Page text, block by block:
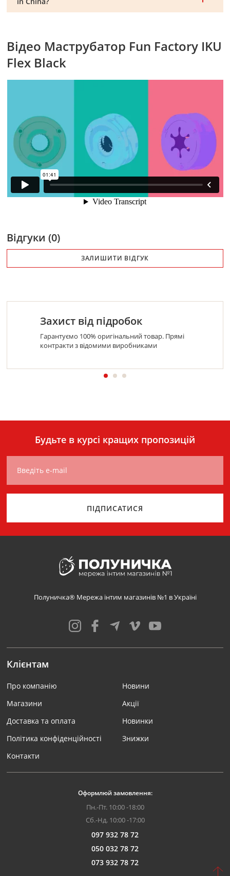
Відео Маструбатор Fun Factory IKU
Flex Black
Відгуки (0)
ЗАЛИШИТИ ВІДГУК
Захист від підробок
Гарантуємо 100% оригінальний товар. Прямі
контракти з відомими виробниками
Будьте в курсі кращих пропозицій
Введіть e-mail
ПІДПИСАТИСЯ
Полуничка® Мережа інтим магазинів №1 в Україні
Клієнтам
Про компанію
Магазини
Доставка та оплата
Політика конфіденційності
Контакти
Новини
Акції
Новинки
Знижки
Оформлюй замовлення:
Пн.-Пт. 10:00 -18:00
Сб.-Нд. 10:00 -17:00
097 932 78 72
050 032 78 72
073 932 78 72